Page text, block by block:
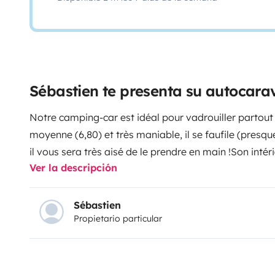
Sébastien te presenta su
Notre camping-car est idéal pour vadrouiller
moyenne (6,80) et très maniable, il se faufile
il vous sera très aisé de le prendre en main !Son
agréable à vivre. Vous y trouverez tout le matériel
produits de base ce qui facilitera votre séjour.Le lit à
et toujours en place, très pratique!le lit dînette
conviendra mieux aux enfants .
Nous laissons à
puissance 4 etc) et des jeux d'extérieur.La table
Ver la descripción
Sébastien
Propietario particular